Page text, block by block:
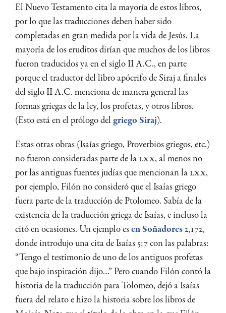
El Nuevo Testamento cita la mayoría de estos libros,
por lo que las traducciones deben haber sido
completadas en gran medida por la vida de Jesús. La
mayoría de los eruditos dirían que muchos de los libros
fueron traducidos ya en el siglo II A.C., en parte
porque el traductor del libro apócrifo de Siraj a finales
del siglo II A.C. menciona de manera general las
formas griegas de la ley, los profetas, y otros libros.
(Esto está en el prólogo delgriego Siraj).
Estas otras obras (Isaías griego, Proverbios griegos, etc.)
no fueron consideradas parte de laLXX, al menos no
por las antiguas fuentes judías que mencionan laLXX,
por ejemplo, Filón no consideró que el Isaías griego
fuera parte de la traducción de Ptolomeo. Sabía de la
existencia de la traducción griega de Isaías, e incluso la
citó en ocasiones. Un ejemplo esen Soñadores2,172,
donde introdujo una cita de Isaías 5:7 con las palabras:
“Tengo el testimonio de uno de los antiguos profetas
que bajo inspiración dijo…” Pero cuando Filón contó la
historia de la traducción para Tolomeo, dejó a Isaías
fuera del relato e hizo la historia sobre los libros de